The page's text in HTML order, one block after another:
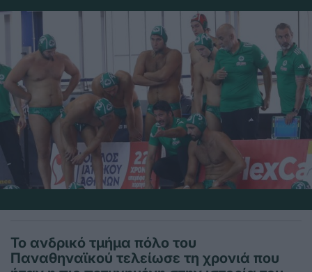
Το ανδρικό τμήμα πόλο του
Παναθηναϊκού τελείωσε τη χρονιά που